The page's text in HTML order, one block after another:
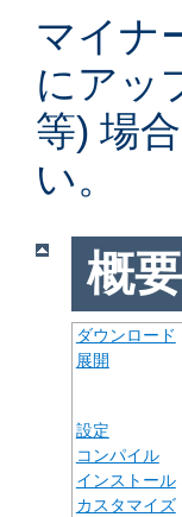
マイナ
にアッ
等) 場
い。
概
ダウンロード
展開
設定
コンパイル
インストール
カスタマイズ